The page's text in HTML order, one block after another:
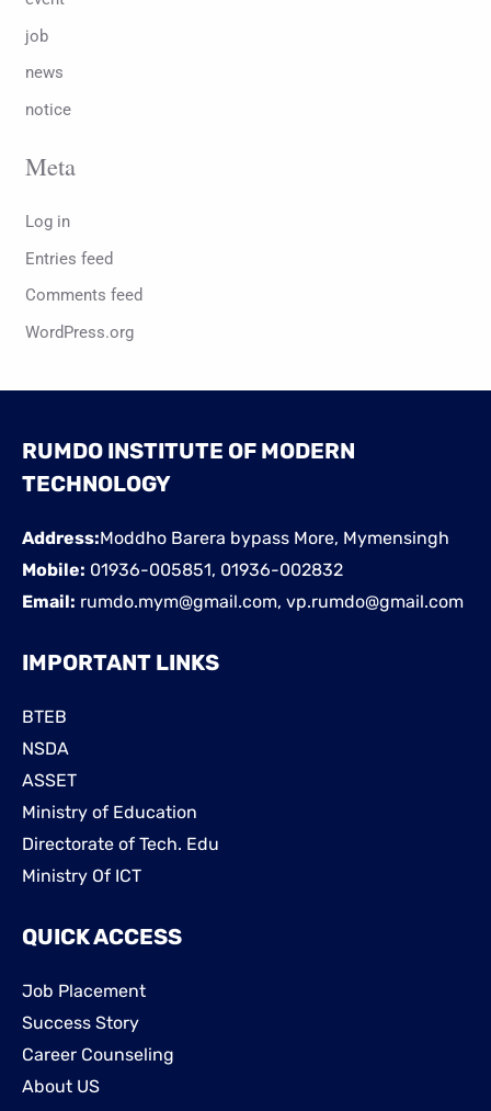
job
news
notice
Meta
Log in
Entries feed
Comments feed
WordPress.org
RUMDO INSTITUTE OF MODERN
TECHNOLOGY
Address:Moddho Barera bypass More, Mymensingh
Mobile: 01936-005851, 01936-002832
Email: rumdo.mym@gmail.com, vp.rumdo@gmail.com
IMPORTANT LINKS
BTEB
NSDA
ASSET
Ministry of Education
Directorate of Tech. Edu
Ministry Of ICT
QUICK ACCESS
Job Placement
Success Story
Career Counseling
About US